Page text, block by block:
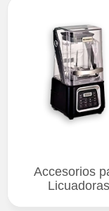
Accesorios
Licuadoras